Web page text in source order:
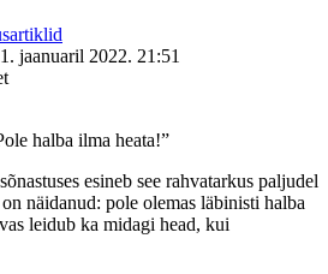
jaanuaril 2022. 21:51
halba ilma heata!”
esineb see rahvatarkus paljudel
näidanud: pole olemas läbinisti halba
leidub ka midagi head, kui